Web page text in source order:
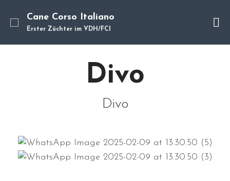
Unsere Hunde
Welpen
Über mich
Hundevermittlung
Cane Corso Italiano
Erster Züchter im VDH/FCI
Divo
Divo